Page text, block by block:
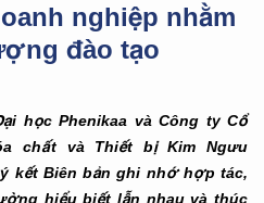
nghiệp nhằm
đào tạo
học Phenikaa và Công ty Cổ
chất và Thiết bị Kim Ngưu
kết Biên bản ghi nhớ hợp tác,
hiểu biết lẫn nhau và thúc